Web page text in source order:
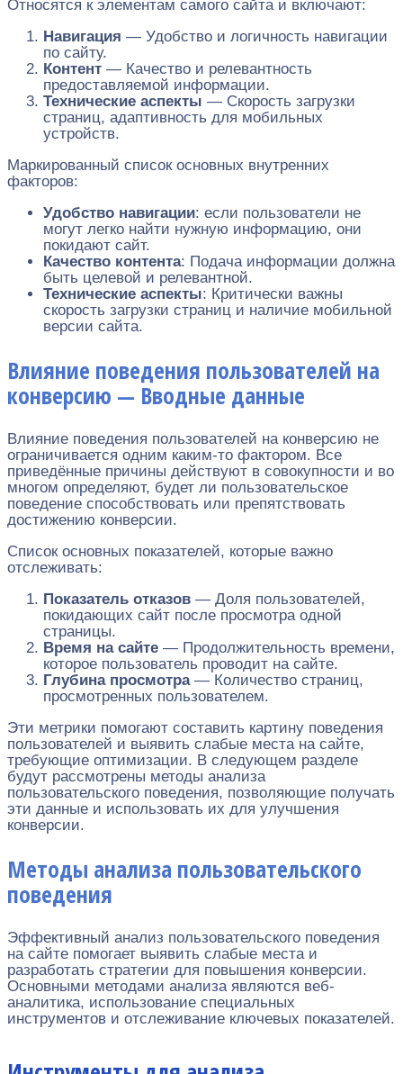
Относятся к элементам самого сайта и включают:
Навигация — Удобство и логичность навигации
по сайту.
Контент — Качество и релевантность
предоставляемой информации.
Технические аспекты — Скорость загрузки
страниц, адаптивность для мобильных
устройств.
Маркированный список основных внутренних
факторов:
Удобство навигации: если пользователи не
могут легко найти нужную информацию, они
покидают сайт.
Качество контента: Подача информации должна
быть целевой и релевантной.
Технические аспекты: Критически важны
скорость загрузки страниц и наличие мобильной
версии сайта.
Влияние поведения пользователей на
конверсию — Вводные данные
Влияние поведения пользователей на конверсию не
ограничивается одним каким-то фактором. Все
приведённые причины действуют в совокупности и во
многом определяют, будет ли пользовательское
поведение способствовать или препятствовать
достижению конверсии.
Список основных показателей, которые важно
отслеживать:
Показатель отказов — Доля пользователей,
покидающих сайт после просмотра одной
страницы.
Время на сайте — Продолжительность времени,
которое пользователь проводит на сайте.
Глубина просмотра— Количество страниц,
просмотренных пользователем.
Эти метрики помогают составить картину поведения
пользователей и выявить слабые места на сайте,
требующие оптимизации. В следующем разделе
будут рассмотрены методы анализа
пользовательского поведения, позволяющие получать
эти данные и использовать их для улучшения
конверсии.
Методы анализа пользовательского
поведения
Эффективный анализ пользовательского поведения
на сайте помогает выявить слабые места и
разработать стратегии для повышения конверсии.
Основными методами анализа являются веб-
аналитика, использование специальных
инструментов и отслеживание ключевых показателей.